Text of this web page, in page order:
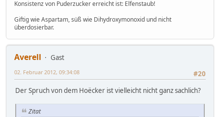
Konsistenz von Puderzucker erreicht ist: Elfenstaub!
Giftig wie Aspartam, süß wie Dihydroxymonoxid und nicht
überdosierbar.
Averell
Gast
#20
02. Februar 2012, 09:34:08
Der Spruch von dem Hoëcker ist vielleicht nicht ganz sachlich?
Zitat